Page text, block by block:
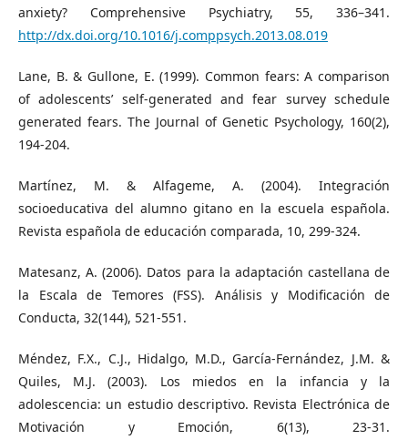
anxiety? Comprehensive Psychiatry, 55, 336–341.
http://dx.doi.org/10.1016/j.comppsych.2013.08.019
Lane, B. & Gullone, E. (1999). Common fears: A comparison
of adolescents’ self-generated and fear survey schedule
generated fears. The Journal of Genetic Psychology, 160(2),
194-204.
Martínez, M. & Alfageme, A. (2004). Integración
socioeducativa del alumno gitano en la escuela española.
Revista española de educación comparada, 10, 299-324.
Matesanz, A. (2006). Datos para la adaptación castellana de
la Escala de Temores (FSS). Análisis y Modificación de
Conducta, 32(144), 521-551.
Méndez, F.X., C.J., Hidalgo, M.D., García-Fernández, J.M. &
Quiles, M.J. (2003). Los miedos en la infancia y la
adolescencia: un estudio descriptivo. Revista Electrónica de
Motivación y Emoción, 6(13), 23-31.